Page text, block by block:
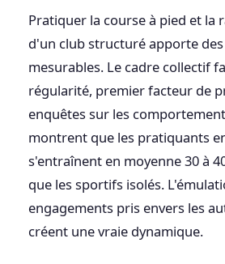
Pratiquer la course à pied et la
d'un club structuré apporte
mesurables. Le cadre collectif
régularité, premier facteur de
enquêtes sur les
montrent que les pratiquants
s'entraînent en moyenne 30 à
que les sportifs isolés.
engagements pris envers les
créent une vraie dynamique.